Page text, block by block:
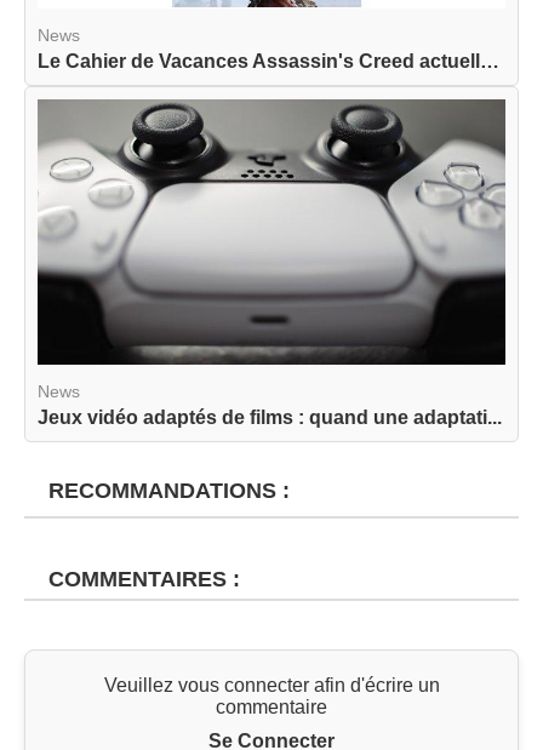
News
Le Cahier de Vacances Assassin's Creed actuellem...
News
Jeux vidéo adaptés de films : quand une adaptati...
RECOMMANDATIONS :
COMMENTAIRES :
Veuillez vous connecter afin d'écrire un
commentaire
Se Connecter